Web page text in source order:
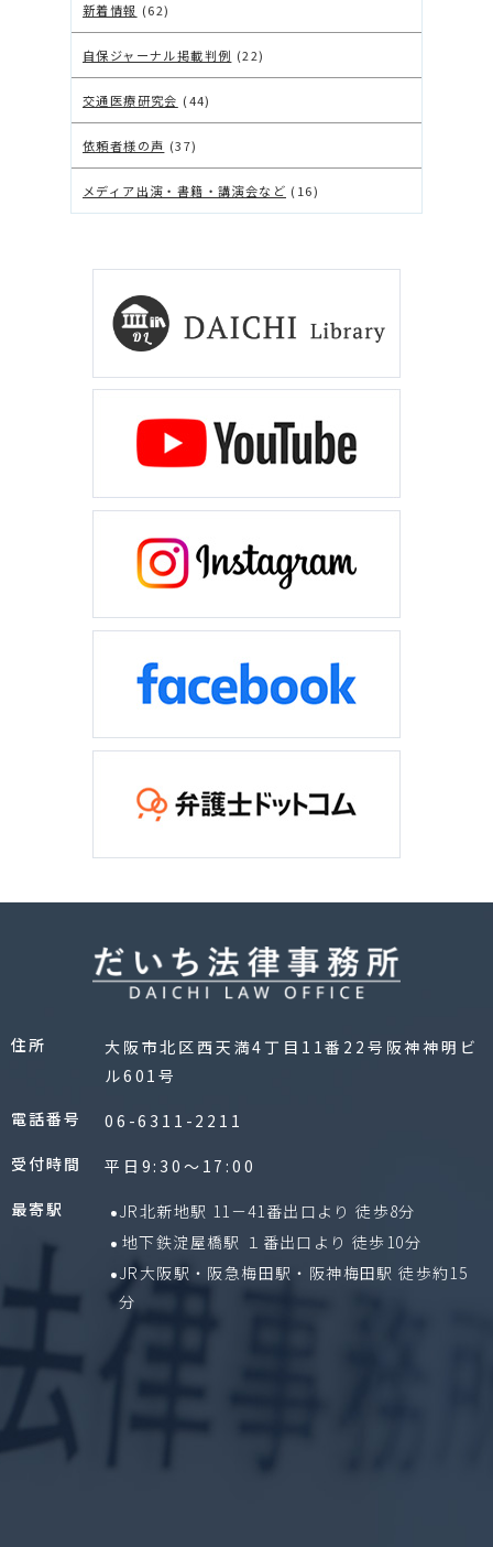
新着情報 (62)
自保ジャーナル掲載判例 (22)
交通医療研究会 (44)
依頼者様の声 (37)
メディア出演・書籍・講演会など (16)
住所
大阪市北区西天満4丁目11番22号阪神神明ビ
ル601号
電話番号
06-6311-2211
受付時間
平日9:30〜17:00
最寄駅
JR北新地駅 11－41番出口より 徒歩8分
地下鉄淀屋橋駅 １番出口より 徒歩10分
JR大阪駅・阪急梅田駅・阪神梅田駅 徒歩約15
分